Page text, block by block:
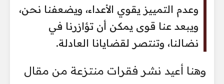
وعدم التمييز يقوي الأعداء، ويضعفنا نحن،
ويبعد عنا قوى يمكن أن تؤازرنا في
نضالنا، وتنتصر لقضايانا العادلة.
وهنا أعيد نشر فقرات منتزعة من مقال